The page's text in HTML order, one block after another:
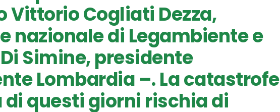
Vittorio Cogliati Dezza,
nazionale di Legambiente e
Simine, presidente
Lombardia –. La catastrofe
questi giorni rischia di